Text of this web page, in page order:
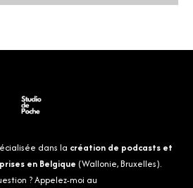
dans la création de podcasts et
en Belgique (Wallonie, Bruxelles).
? Appelez-moi au